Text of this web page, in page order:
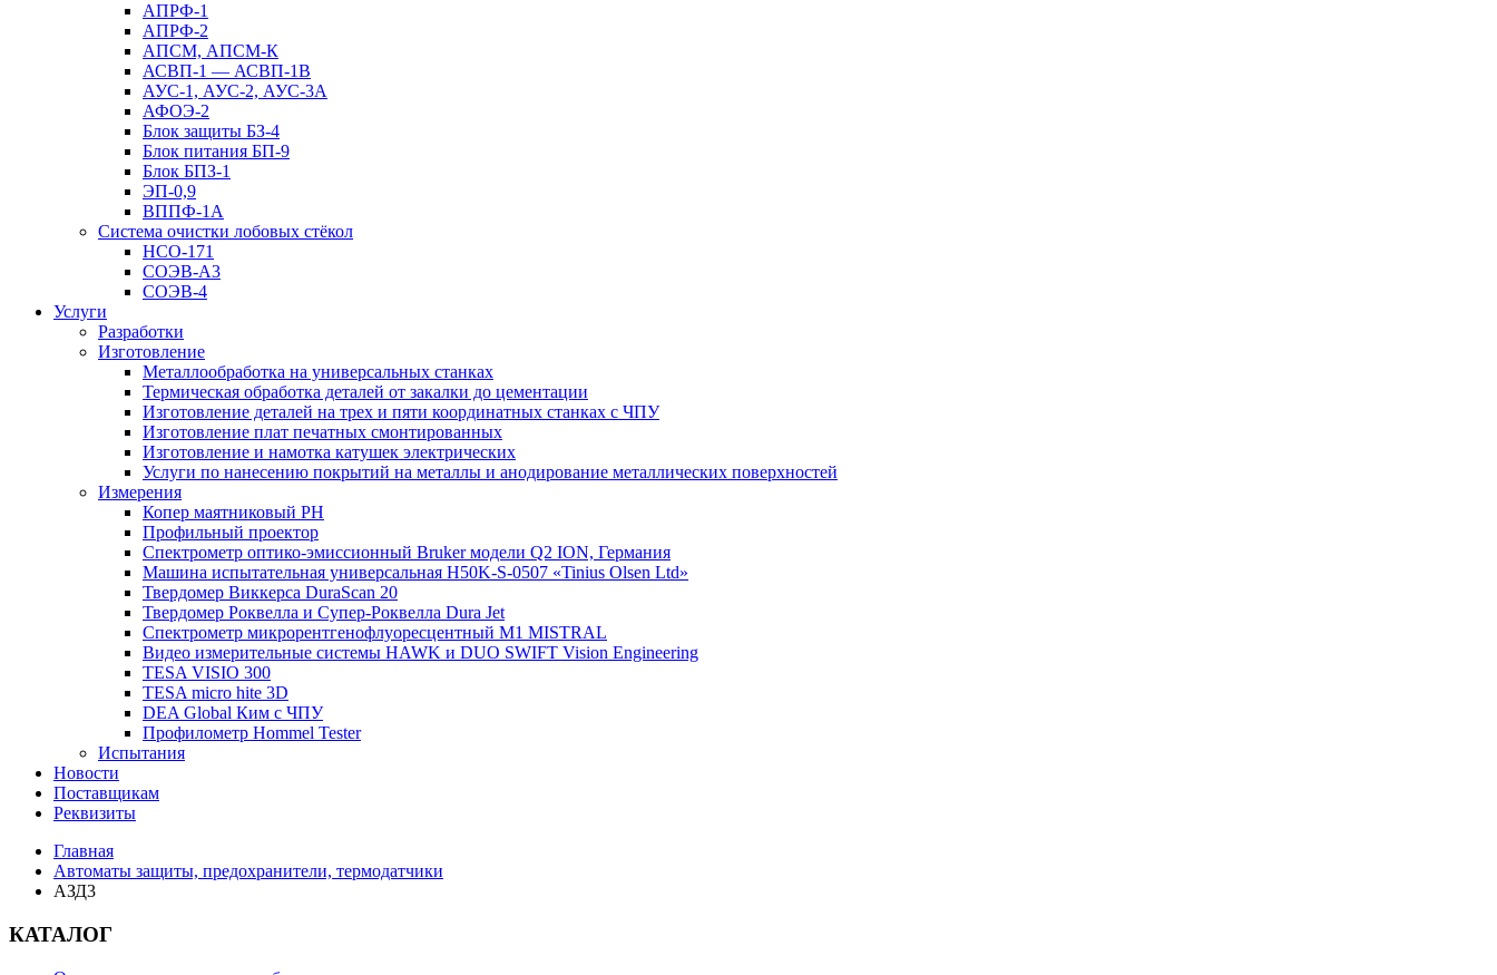
АПРФ-1
АПРФ-2
АПСМ, АПСМ-К
АСВП-1 — АСВП-1В
АУС-1, АУС-2, АУС-3А
АФОЭ-2
Блок защиты БЗ-4
Блок питания БП-9
Блок БПЗ-1
ЭП-0,9
ВППФ-1А
Система очистки лобовых стёкол
НСО-171
СОЭВ-А3
СОЭВ-4
Услуги
Разработки
Изготовление
Металлообработка на универсальных станках
Термическая обработка деталей от закалки до цементации
Изготовление деталей на трех и пяти координатных станках с ЧПУ
Изготовление плат печатных смонтированных
Изготовление и намотка катушек электрических
Услуги по нанесению покрытий на металлы и анодирование металлических поверхностей
Измерения
Копер маятниковый РН
Профильный проектор
Спектрометр оптико-эмиссионный Bruker модели Q2 ION, Германия
Машина испытательная универсальная H50K-S-0507 «Tinius Olsen Ltd»
Твердомер Виккерса DuraScan 20
Твердомер Роквелла и Супер-Роквелла Dura Jet
Спектрометр микрорентгенофлуоресцентный М1 MISTRAL
Видео измерительные системы HAWK и DUO SWIFT Vision Engineering
TESA VISIO 300
TESA micro hite 3D
DEA Global Ким с ЧПУ
Профилометр Hommel Tester
Испытания
Новости
Поставщикам
Реквизиты
Главная
Автоматы защиты, предохранители, термодатчики
АЗД3
КАТАЛОГ